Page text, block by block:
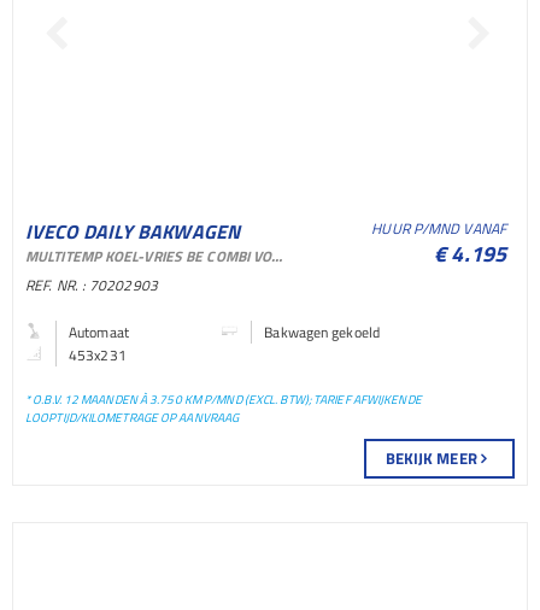
IVECO DAILY BAKWAGEN
GEKOELD BAKWAGEN
GEKOELD LICHTE
BEDRIJFSAUTO
MULTITEMP KOEL-VRIES BE COMBI VOOR VERHUUR EN SHORTLEASE
HUUR P/MND VANAF
€ 4.195
REF. NR. : 70202903
Automaat
Bakwagen gekoeld
453x231
* O.B.V. 12 MAANDEN À 3.750 KM P/MND (EXCL. BTW); TARIEF AFWIJKENDE
LOOPTIJD/KILOMETRAGE OP AANVRAAG
BEKIJK MEER